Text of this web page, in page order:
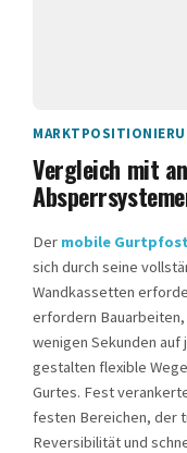
Vergleich mit
Der mobile
sich durch seine
Wandkassetten
erfordern
wenigen Sekunden
gestalten flexible
Gurtes. Fest
festen Bereichen, der
Reversibilität und